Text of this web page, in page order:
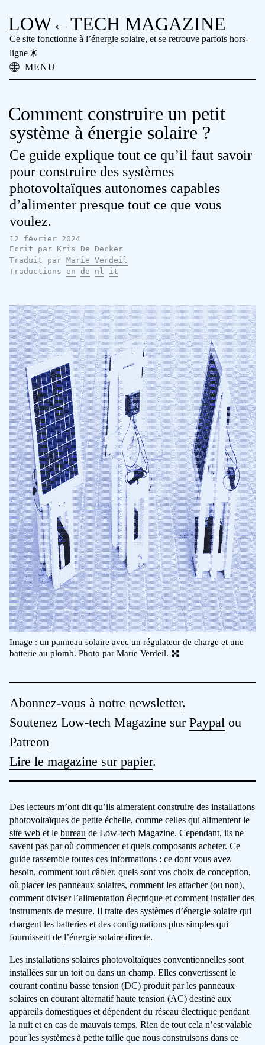
LOW←TECH MAGAZINE
Ce site fonctionne à l’énergie solaire, et se retrouve parfois hors-
ligne
MENU
À propos
Problèmes High-tech
Technologie Ancienne
Lecture hors-ligne
Archive
Faire un don
Comment construire un petit
système à énergie solaire ?
Ce guide explique tout ce qu’il faut savoir
pour construire des systèmes
photovoltaïques autonomes capables
d’alimenter presque tout ce que vous
voulez.
12 février 2024
Ecrit par Kris De Decker
Traduit par Marie Verdeil
Traductions
en de nl it
Image : un panneau solaire avec un régulateur de charge et une
batterie au plomb. Photo par Marie Verdeil.
Abonnez-vous à notre newsletter.
Soutenez Low-tech Magazine sur Paypal ou
Patreon
Lire le magazine sur papier.
Des lecteurs m’ont dit qu’ils aimeraient construire des installations
photovoltaïques de petite échelle, comme celles qui alimentent le
site web et le bureau de Low-tech Magazine. Cependant, ils ne
savent pas par où commencer et quels composants acheter. Ce
guide rassemble toutes ces informations : ce dont vous avez
besoin, comment tout câbler, quels sont vos choix de conception,
où placer les panneaux solaires, comment les attacher (ou non),
comment diviser l’alimentation électrique et comment installer des
instruments de mesure. Il traite des systèmes d’énergie solaire qui
chargent les batteries et des configurations plus simples qui
fournissent de l’énergie solaire directe.
Les installations solaires photovoltaïques conventionnelles sont
installées sur un toit ou dans un champ. Elles convertissent le
courant continu basse tension (DC) produit par les panneaux
solaires en courant alternatif haute tension (AC) destiné aux
appareils domestiques et dépendent du réseau électrique pendant
la nuit et en cas de mauvais temps. Rien de tout cela n’est valable
pour les systèmes à petite taille que nous construisons dans ce